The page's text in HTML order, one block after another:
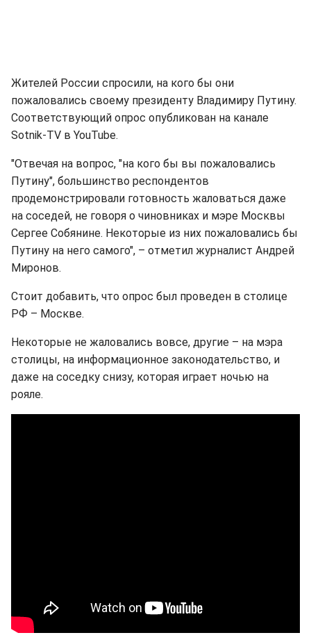
Жителей России спросили, на кого бы они
пожаловались своему президенту Владимиру Путину.
Соответствующий опрос опубликован на канале
Sotnik-TV в YouTube.
"Отвечая на вопрос, "на кого бы вы пожаловались
Путину", большинство респондентов
продемонстрировали готовность жаловаться даже
на соседей, не говоря о чиновниках и мэре Москвы
Сергее Собянине. Некоторые из них пожаловались бы
Путину на него самого", – отметил журналист Андрей
Миронов.
Стоит добавить, что опрос был проведен в столице
РФ – Москве.
Некоторые не жаловались вовсе, другие – на мэра
столицы, на информационное законодательство, и
даже на соседку снизу, которая играет ночью на
рояле.